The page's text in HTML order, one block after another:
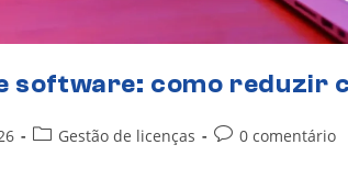
software: como reduzir
Gestão de licenças 0 comentário